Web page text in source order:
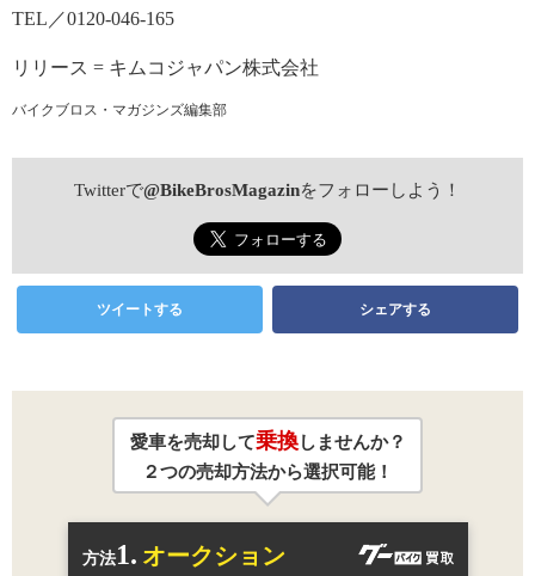
TEL／0120-046-165
リリース = キムコジャパン株式会社
バイクブロス・マガジンズ編集部
Twitterで@BikeBrosMagazinをフォローしよう！
ツイートする シェアする
愛車を売却して乗換しませんか？
２つの売却方法から選択可能！
方法1. オークション